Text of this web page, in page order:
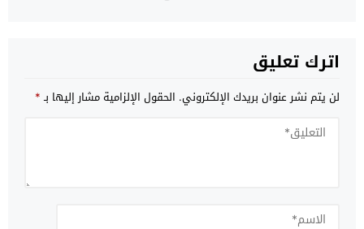
اترك تعليق
لن يتم نشر عنوان بريدك الإلكتروني. الحقول الإلزامية مشار إليها بـ*